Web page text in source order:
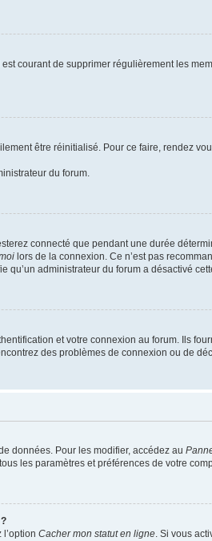
courant de supprimer régulièrement les
être réinitialisé. Pour ce faire, rendez
du forum.
connecté que pendant une durée
lors de la connexion. Ce n’est pas
administrateur du forum a désactivé
et votre connexion au forum. Ils
des problèmes de connexion ou de
données. Pour les modifier, accédez au
les paramètres et préférences de votre
Cacher mon statut en ligne . Si vous